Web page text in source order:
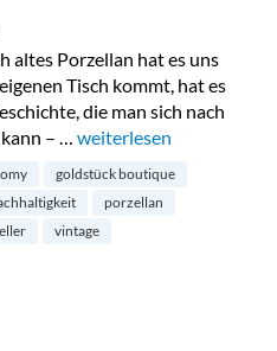
altes Porzellan hat es uns
Tisch kommt, hat es
die man sich nach
– … „Boldish Teller – Retro
weiterlesen
goldstück boutique
porzellan
vintage